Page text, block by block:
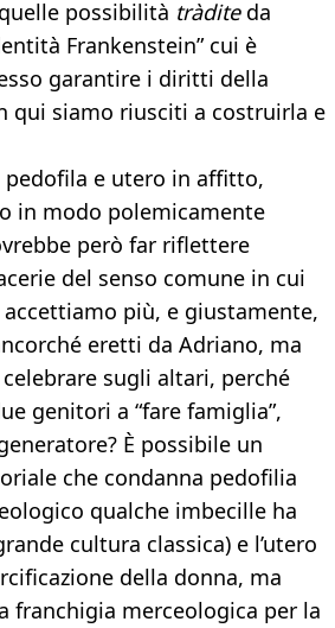
possibilità tràditeda
Frankenstein” cui è
garantire i diritti della
qui siamo riusciti a costruirla e
pedofila e utero in affitto,
in modo polemicamente
però far riflettere
del senso comune in cui
più, e giustamente,
eretti da Adriano, ma
sugli altari, perché
genitori a “fare famiglia”,
È possibile un
che condanna pedofilia
qualche imbecille ha
cultura classica) e l’utero
della donna, ma
franchigia merceologica per la